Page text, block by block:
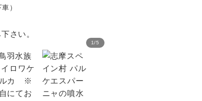
）
1/5